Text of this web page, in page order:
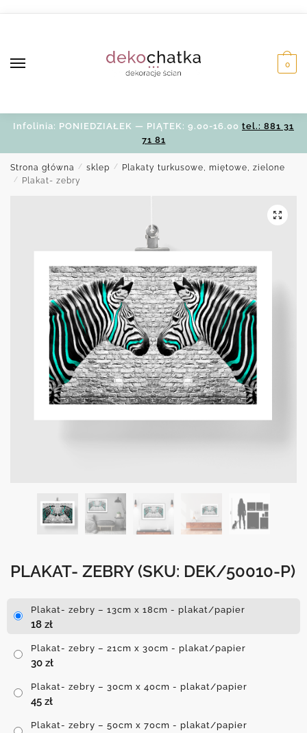
0
Infolinia: PONIEDZIAŁEK — PIĄTEK: 9.00-16.00 tel.: 881 31
71 81
Strona główna / sklep / Plakaty turkusowe, miętowe, zielone
/ Plakat- zebry
PLAKAT- ZEBRY (SKU: DEK/50010-P)
Plakat- zebry – 13cm x 18cm - plakat/papier
18 zł
Plakat- zebry – 21cm x 30cm - plakat/papier
30 zł
Plakat- zebry – 30cm x 40cm - plakat/papier
45 zł
Plakat- zebry – 50cm x 70cm - plakat/papier